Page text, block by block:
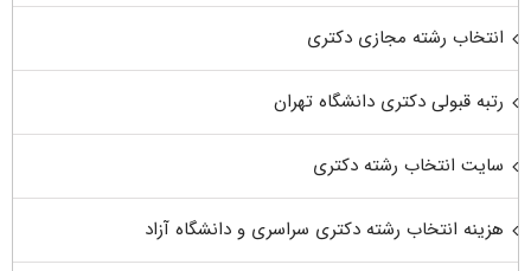
انتخاب رشته مجازی دکتری
رتبه قبولی دکتری دانشگاه تهران
سایت انتخاب رشته دکتری
هزینه انتخاب رشته دکتری سراسری و دانشگاه آزاد